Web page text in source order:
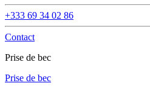
+333 69 34 02 86
Contact
Prise de bec
Prise de bec